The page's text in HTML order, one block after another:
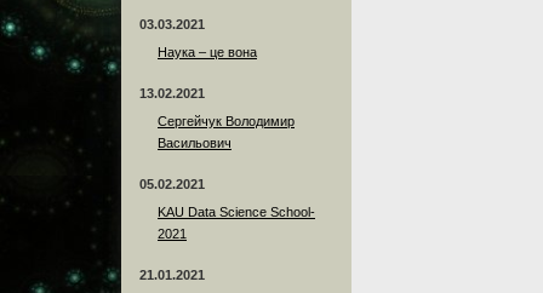
03.03.2021
Наука – це вона
13.02.2021
Сергейчук Володимир
Васильович
05.02.2021
KAU Data Science School-
2021
21.01.2021